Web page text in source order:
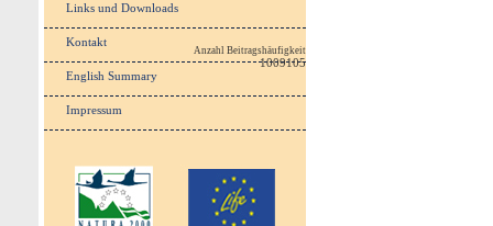
Links und Downloads
Kontakt
English Summary
Impressum
Anzahl Beitragshäufigkeit
1009105